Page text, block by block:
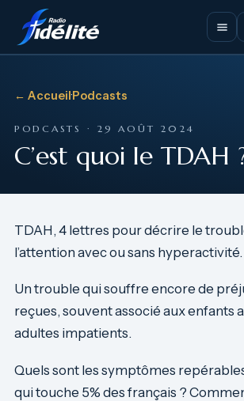
← Accueil·Podcasts
PODCASTS · 29 AOÛT 2024
C’est quoi le TDAH
TDAH, 4 lettres pour décrire le
l’attention avec ou sans hyperactivité.
Un trouble qui souffre encore de
reçues, souvent associé aux enfants
adultes impatients.
Quels sont les symptômes
qui touche 5% des français ?